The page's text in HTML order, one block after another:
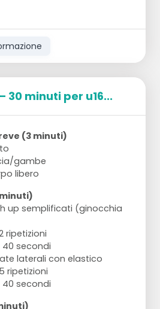
giusto.
tre volte la distanza tra
e la linea centrale
5 volte in diverse
tuffo scivolato verso la linea
tuffo scivolato verso la
il codice per prima vince.
30 minuti per u16...
(3 minuti)
gambe
libero
up semplificati (ginocchia
ripetizioni
40 secondi
laterali con elastico
ripetizioni
40 secondi